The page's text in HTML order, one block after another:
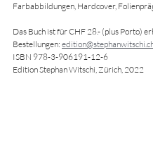
Farbabbildungen, Hardcover,
Das Buch ist für CHF 28.- (plus Porto)
Bestellungen:
ISBN 978-3-906191-12-6
Edition Stephan Witschi, Zürich, 2022